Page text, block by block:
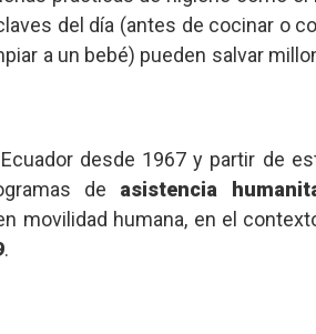
del día (antes de cocinar o
a un bebé) pueden salvar
desde 1967 y partir de
de asistencia
movilidad humana, en el
.